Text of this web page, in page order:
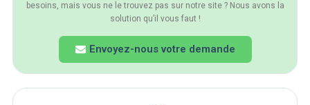
besoins, mais vous ne le trouvez pas sur notre site ? Nous avons la
solution qu’il vous faut !
Envoyez-nous votre demande